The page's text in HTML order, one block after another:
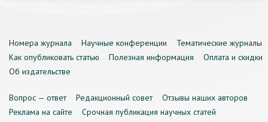
Номера журнала Научные конференции
Тематические журналы
Как опубликовать статью
Полезная информация
Оплата и скидки
Об издательстве
Вопрос — ответ Редакционный совет
Отзывы наших авторов
Реклама на сайте
Срочная публикация научных статей